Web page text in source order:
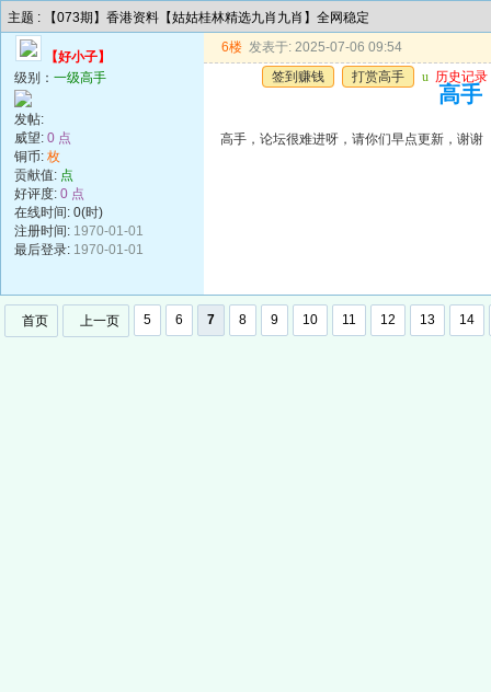
主题 : 【073期】香港资料【姑姑桂林精选九肖九肖】全网稳定
【好小子】
级别： 一级高手
发帖:
威望: 0 点
铜币: 枚
贡献值: 点
好评度: 0 点
在线时间: 0(时)
注册时间: 1970-01-01
最后登录: 1970-01-01
6楼 发表于: 2025-07-06 09:54
签到赚钱
打赏高手 u 历史记录
高手
高手，论坛很难进呀，请你们早点更新，谢谢
首页 上一页 5 6 7 8 9 10 11 12 13 14